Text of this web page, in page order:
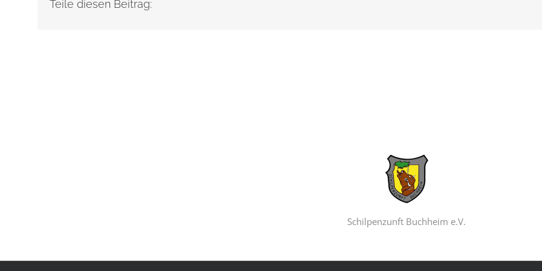
Teile diesen Beitrag:
Schilpenzunft Buchheim e.V.